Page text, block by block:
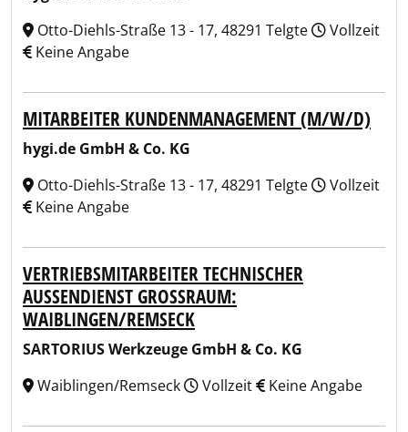
Otto-Diehls-Straße 13 - 17, 48291 Telgte
Vollzeit
Keine Angabe
MITARBEITER KUNDENMANAGEMENT (M/W/D)
hygi.de GmbH & Co. KG
Otto-Diehls-Straße 13 - 17, 48291 Telgte
Vollzeit
Keine Angabe
VERTRIEBSMITARBEITER TECHNISCHER
AUSSENDIENST GROSSRAUM: WA
IBLINGEN/REMSECK
SARTORIUS Werkzeuge GmbH & Co. KG
Waiblingen/Remseck
Vollzeit Keine Angabe